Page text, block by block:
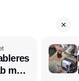
med